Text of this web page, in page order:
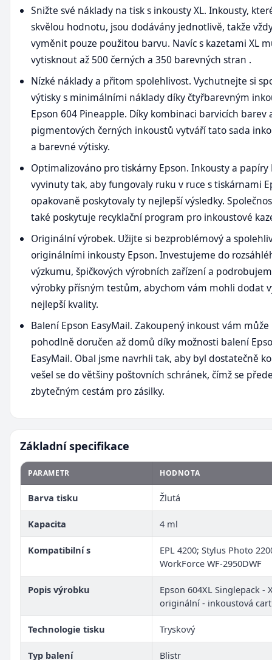
Snižte své náklady na tisk s inkousty XL. Inkousty,
skvělou hodnotu, jsou dodávány jednotlivě, takže
vyměnit pouze použitou barvu. Navíc s kazetami XL
vytisknout až 500 černých a 350 barevných stran .
Nízké náklady a přitom spolehlivost. Vychutnejte si
výtisky s minimálními náklady díky čtyřbarevným
Epson 604 Pineapple. Díky kombinaci barvicích barev
pigmentových černých inkoustů vytváří tato sada
a barevné výtisky.
Optimalizováno pro tiskárny Epson. Inkousty a papíry
vyvinuty tak, aby fungovaly ruku v ruce s tiskárnami
opakovaně poskytovaly ty nejlepší výsledky.
také poskytuje recyklační program pro inkoustové
Originální výrobek. Užijte si bezproblémový a
originálními inkousty Epson. Investujeme do
výzkumu, špičkových výrobních zařízení a
výrobky přísným testům, abychom vám mohli dodat
nejlepší kvality.
Balení Epson EasyMail. Zakoupený inkoust vám
pohodlně doručen až domů díky možnosti balení
EasyMail. Obal jsme navrhli tak, aby byl dostatečně
vešel se do většiny poštovních schránek, čímž se
zbytečným cestám pro zásilky.
Základní specifikace
PARAMETR HODNOTA
Barva tisku Žlutá
Kapacita 4 ml
Kompatibilní s
EPL 4200; Stylus Photo
WorkForce WF-2950DWF
Popis výrobku
Epson 604XL Singlepack -
originální - inkoustová
Technologie tisku Tryskový
Typ balení Blistr